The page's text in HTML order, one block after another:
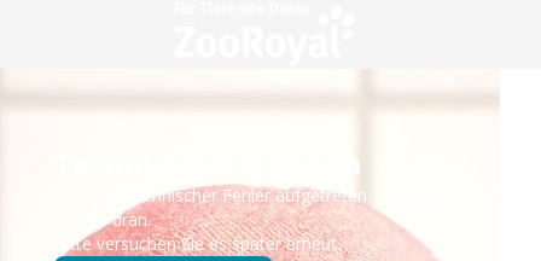
Technisches Problem
Es ist ein technischer Fehler aufgetreten – wir sind
bereits dran.
Bitte versuchen Sie es später erneut.